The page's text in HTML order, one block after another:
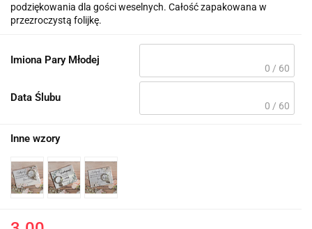
podziękowania dla gości weselnych. Całość zapakowana w
przezroczystą folijkę.
Imiona Pary Młodej
0 / 60
Data Ślubu
0 / 60
Inne wzory